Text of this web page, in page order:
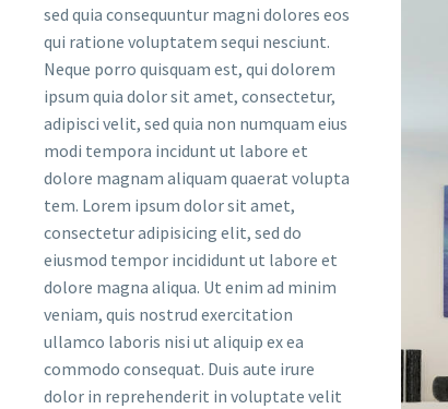
sed quia consequuntur magni dolores eos
qui ratione voluptatem sequi nesciunt.
Neque porro quisquam est, qui dolorem
ipsum quia dolor sit amet, consectetur,
adipisci velit, sed quia non numquam eius
modi tempora incidunt ut labore et
dolore magnam aliquam quaerat volupta
tem. Lorem ipsum dolor sit amet,
consectetur adipisicing elit, sed do
eiusmod tempor incididunt ut labore et
dolore magna aliqua. Ut enim ad minim
veniam, quis nostrud exercitation
ullamco laboris nisi ut aliquip ex ea
commodo consequat. Duis aute irure
dolor in reprehenderit in voluptate velit